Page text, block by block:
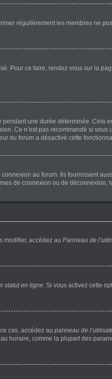
régulièrement les membres ne
Pour ce faire, rendez vous sur la
une durée déterminée. Cela
Ce n’est pas recommandé si
du forum a désactivé cette
au forum. Ils fournissent
de connexion ou de
modifier, accédez au Panneau de
statut en ligne. Si vous activez cette
cas, accédez au panneau de
horaire, comme la plupart des